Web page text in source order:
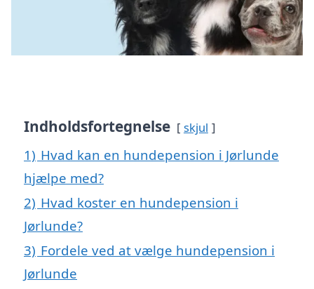
Indholdsfortegnelse skjul
1) Hvad kan en hundepension i Jørlunde
hjælpe med?
2) Hvad koster en hundepension i
Jørlunde?
3) Fordele ved at vælge hundepension i
Jørlunde